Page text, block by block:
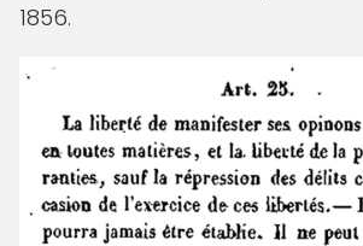
1856.